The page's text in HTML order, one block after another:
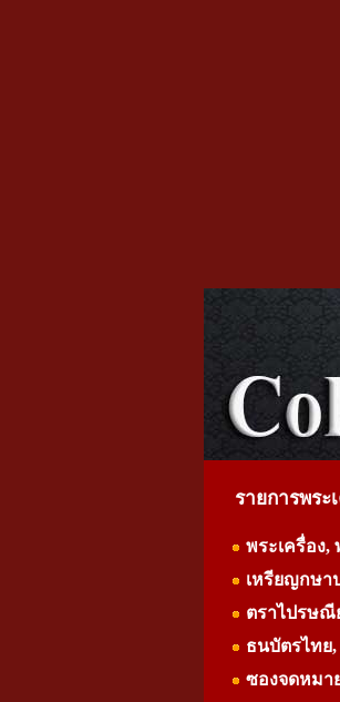
รายการพระ
พระเครื่อง,
เหรียญกษา
ตราไปรษณี
ธนบัตรไทย,
ซองจดหมา